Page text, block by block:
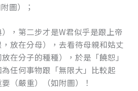
圖）；
，第二步才是W君似乎是跟上帝
放在分母），去看待母親和姑丈
在分子的種種），於是「饒恕」
任何事物跟「無限大」比較起
（嚴重）（如附圖）！